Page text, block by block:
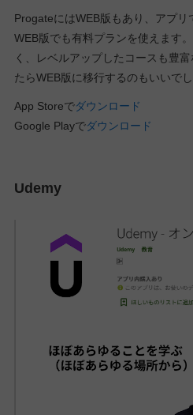
ProgateにはWEB版もあり、アプリ
WEB版でも有料プランを使えます
く、レベルアップしたコースも豊
たらWEB版に移行するのもいいでし
App Storeでダウンロード
Google Playでダウンロード
Udemy